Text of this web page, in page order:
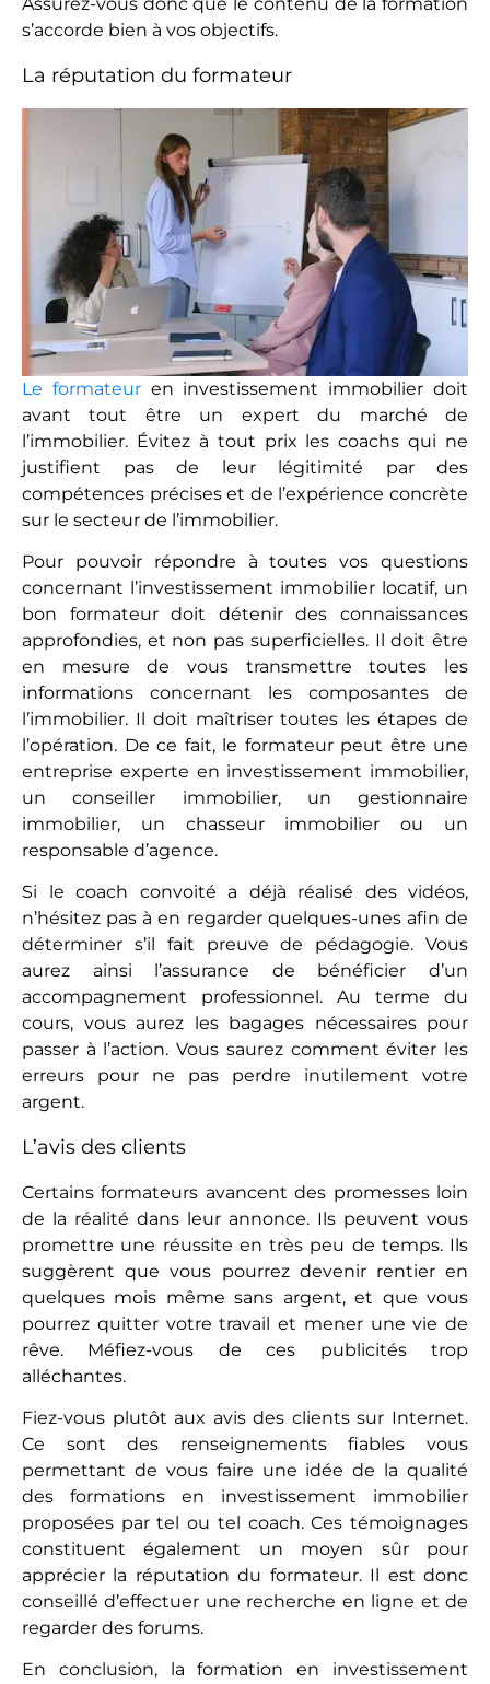
Assurez-vous donc que le contenu de la formation
s’accorde bien à vos objectifs.
La réputation du formateur
Le formateuren investissement immobilier doit
avant tout être un expert du marché de
l’immobilier. Évitez à tout prix les coachs qui ne
justifient pas de leur légitimité par des
compétences précises et de l’expérience concrète
sur le secteur de l’immobilier.
Pour pouvoir répondre à toutes vos questions
concernant l’investissement immobilier locatif, un
bon formateur doit détenir des connaissances
approfondies, et non pas superficielles. Il doit être
en mesure de vous transmettre toutes les
informations concernant les composantes de
l’immobilier. Il doit maîtriser toutes les étapes de
l’opération. De ce fait, le formateur peut être une
entreprise experte en investissement immobilier,
un conseiller immobilier, un gestionnaire
immobilier, un chasseur immobilier ou un
responsable d’agence.
Si le coach convoité a déjà réalisé des vidéos,
n’hésitez pas à en regarder quelques-unes afin de
déterminer s’il fait preuve de pédagogie. Vous
aurez ainsi l’assurance de bénéficier d’un
accompagnement professionnel. Au terme du
cours, vous aurez les bagages nécessaires pour
passer à l’action. Vous saurez comment éviter les
erreurs pour ne pas perdre inutilement votre
argent.
L’avis des clients
Certains formateurs avancent des promesses loin
de la réalité dans leur annonce. Ils peuvent vous
promettre une réussite en très peu de temps. Ils
suggèrent que vous pourrez devenir rentier en
quelques mois même sans argent, et que vous
pourrez quitter votre travail et mener une vie de
rêve. Méfiez-vous de ces publicités trop
alléchantes.
Fiez-vous plutôt aux avis des clients sur Internet.
Ce sont des renseignements fiables vous
permettant de vous faire une idée de la qualité
des formations en investissement immobilier
proposées par tel ou tel coach. Ces témoignages
constituent également un moyen sûr pour
apprécier la réputation du formateur. Il est donc
conseillé d’effectuer une recherche en ligne et de
regarder des forums.
En conclusion, la formation en investissement